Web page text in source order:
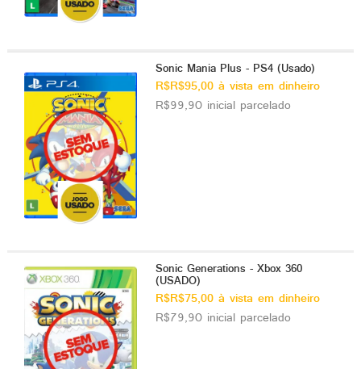
Sonic Mania Plus - PS4 (Usado)
R$R$95,00 à vista em dinheiro
R$99,90 inicial parcelado
Sonic Generations - Xbox 360
(USADO)
R$R$75,00 à vista em dinheiro
R$79,90 inicial parcelado